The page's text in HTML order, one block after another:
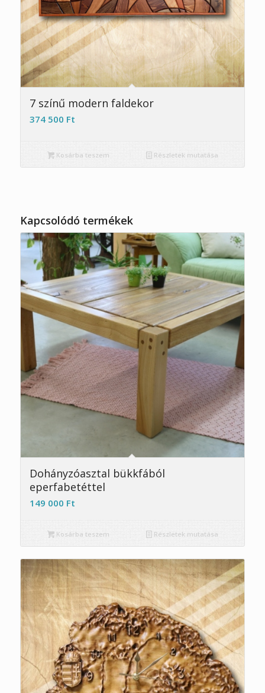
7 színű modern faldekor
374 500 Ft
Kosárba teszem Részletek mutatása
Kapcsolódó termékek
Dohányzóasztal bükkfából
eperfabetéttel
149 000 Ft
Kosárba teszem Részletek mutatása